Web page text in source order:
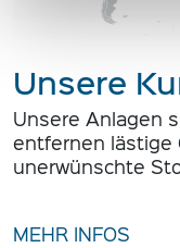
Unsere
Unsere Anlagen
entfernen lästige
unerwünschte
MEHR INFOS